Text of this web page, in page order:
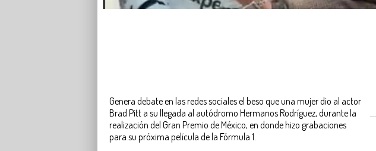
Genera debate en las redes sociales el beso que una mujer dio al actor
Brad Pitt a su llegada al autódromo Hermanos Rodríguez, durante la
realización del Gran Premio de México, en donde hizo grabaciones
para su próxima película de la Fórmula 1.